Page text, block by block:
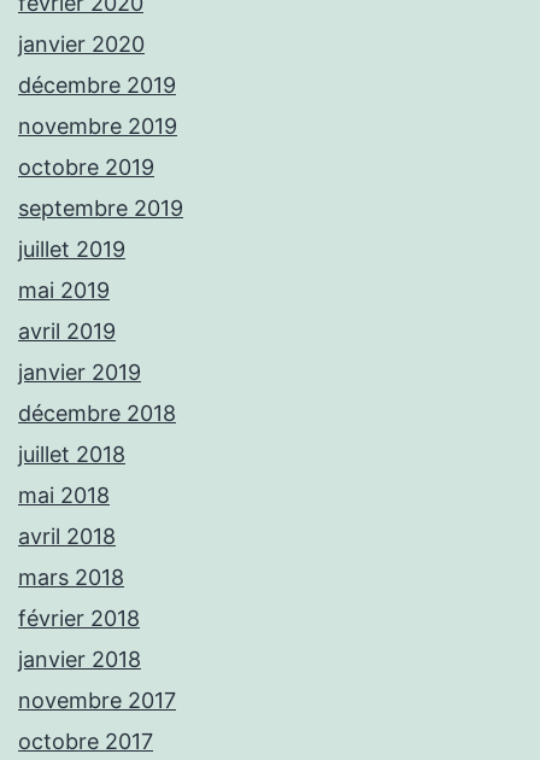
janvier 2020
décembre 2019
novembre 2019
octobre 2019
septembre 2019
juillet 2019
mai 2019
avril 2019
janvier 2019
décembre 2018
juillet 2018
mai 2018
avril 2018
mars 2018
février 2018
janvier 2018
novembre 2017
octobre 2017